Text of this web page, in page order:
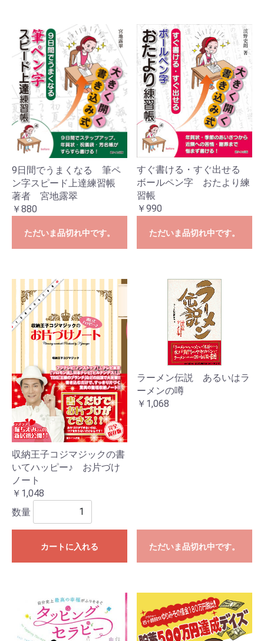
9日間でうまくなる 筆ペ
ン字スピード上達練習帳
著者 宮地露翠
￥880
ただいま品切れ中です。
すぐ書ける・すぐ出せる
ボールペン字 おたより練
習帳
￥990
ただいま品切れ中です。
収納王子コジマジックの書
いてハッピー♪ お片づけ
ノート
￥1,048
数量
カートに入れる
ラーメン伝説 あるいはラ
ーメンの噂
￥1,068
ただいま品切れ中です。